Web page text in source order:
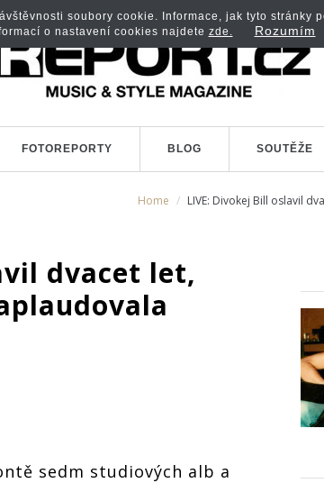
FOTOREPORTY BLOG SOUTĚŽE
Home LIVE: Divokej Bill oslavil
dvacet let,
sedm studiových alb a
soubory cookie. Informace, jak tyto
o nastavení cookies najdete zde. Rozumím